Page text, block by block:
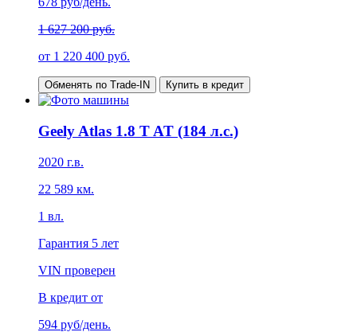
1 627 200 руб.
от 1 220 400 руб.
Обменять по Trade-IN Купить в кредит
Geely Atlas 1.8 T AT (184 л.с.)
2020 г.в.
22 589 км.
1 вл.
Гарантия 5 лет
VIN проверен
В кредит от
594 руб/день.